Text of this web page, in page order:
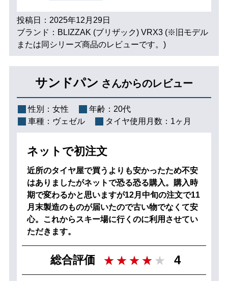
投稿日：2025年12月29日
ブランド：BLIZZAK (ブリザック) VRX3 (※旧モデル
または同シリーズ商品のレビューです。)
サンドパン さんからのレビュー
性別： 女性 年齢： 20代
車種： ヴェゼル タイヤ使用月数： 1ヶ月
ネットで初注文
近所のタイヤ屋で買うよりも安かったため不安
はありましたがネットで恐る恐る購入。購入時
期で変わるかと思いますが12月中旬の注文で11
月末製造のものが届いたので古い物でなくて安
心。これからスキー場に行くのに利用させてい
ただきます。
総合評価 4